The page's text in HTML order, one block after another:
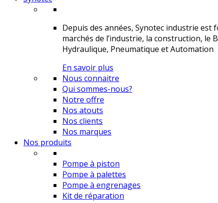
Depuis des années, Synotec industrie
marchés de l’industrie, la construction, le
Hydraulique, Pneumatique et Automation
En savoir plus
Nous connaitre
Qui sommes-nous?
Notre offre
Nos atouts
Nos clients
Nos marques
Nos produits
Pompe à piston
Pompe à palettes
Pompe à engrenages
Kit de réparation